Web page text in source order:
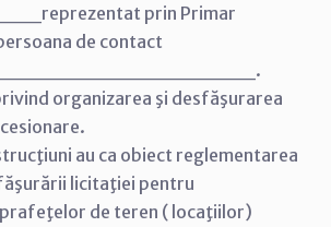
prin Primar
de contact
organizarea şi desfăşurarea
au ca obiect reglementarea
licitaţiei pentru
de teren ( locaţiilor)